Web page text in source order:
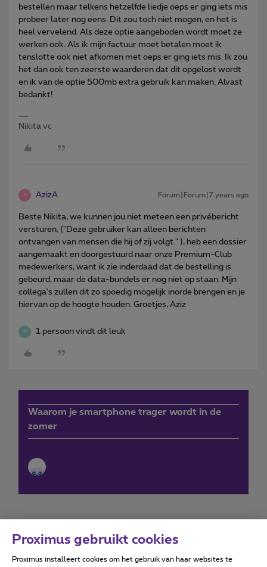
bestellen maar telkens hetzelfde liedje oeps er ging iets mis
probeer later nog eens. Dit zou toch niet mogen, en het is
heel vervelend. Als deze optie aangeboden wordt moet ze
werken ook. Als ik mijn factuur moet betalen moet ik
tenslotte ook niet afkomen met oeps er ging iets mis. Ik zou
het dan ook ten zeerste waarderen dat dit opgelost wordt
en ik van de optie 500mb extra gebruik kan maken. Alvast
bedankt!
Nikita vc
A AzizA Forum|Forum|7 years ago
Beste Nikita, we kunnen jou niet meteen een privébericht
versturen, ("Deze gebruiker kan alleen berichten
ontvangen van mensen die hij of zij volgt." ), heb een dossier
aangemaakt en doorgestuurd naar onze Premium-Club
medewerkers, want ik zie inderdaad dat de bestelling is
gebeurd, maar de data-bundels er nog niet op staan. Mijn
collega's zullen dit zo spoedig mogelijk inorde brengen en je
hiervan op de hoogte houden. Groetjes, Aziz
W 1 persoon vindt dit leuk
Waarom je smartphone trager wordt in de
zomer
Proximus gebruikt cookies
Proximus installeert cookies om het gebruik van haar websites te